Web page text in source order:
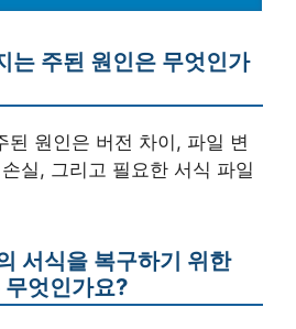
는 주된 원인은 무엇인가
된 원인은 버전 차이, 파일 변
실, 그리고 필요한 서식 파일
서식을 복구하기 위한
엇인가요?